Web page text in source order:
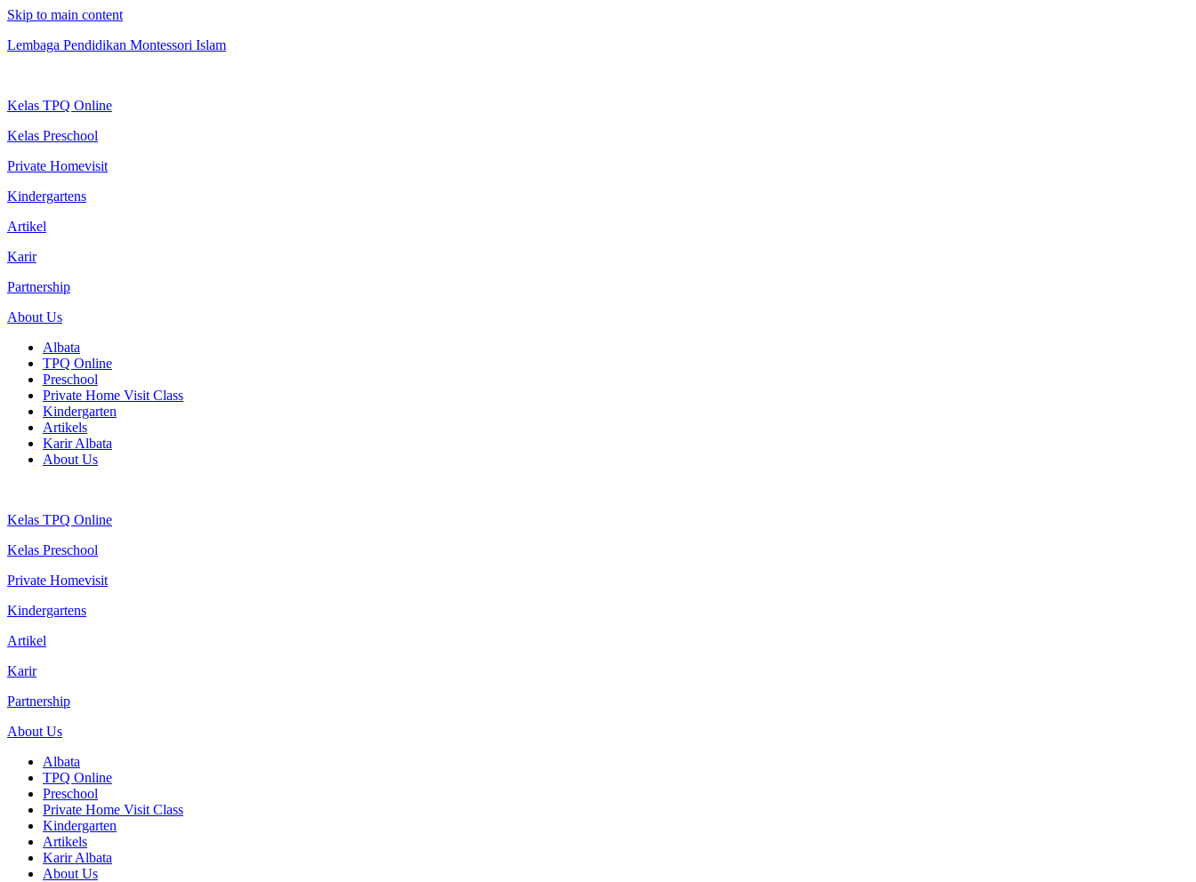
Skip to main content
Lembaga Pendidikan Montessori Islam
Kelas TPQ Online
Kelas Preschool
Private Homevisit
Kindergartens
Artikel
Karir
Partnership
About Us
Albata
TPQ Online
Preschool
Private Home Visit Class
Kindergarten
Artikels
Karir Albata
About Us
Kelas TPQ Online
Kelas Preschool
Private Homevisit
Kindergartens
Artikel
Karir
Partnership
About Us
Albata
TPQ Online
Preschool
Private Home Visit Class
Kindergarten
Artikels
Karir Albata
About Us